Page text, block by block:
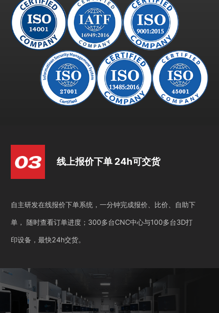
线上报价下单 24h可交货
自主研发在线报价下单系统，一分钟完成报价、比价、自助下
单， 随时查看订单进度；300多台CNC中心与100多台3D打
印设备，最快24h交货。